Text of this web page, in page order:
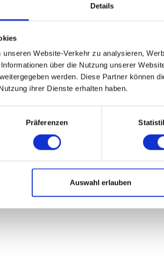
Details
Website-Verkehr zu analysieren,
über die Nutzung unserer
werden. Diese Partner können
ihrer Dienste erhalten haben.
Präferenzen
Auswahl erlauben
für DANTHERM HCV700